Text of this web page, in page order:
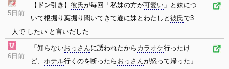
5日前
【 ドン引き 】 彼氏が毎回「私妹の方が可愛い 」と妹につ
いて根掘り葉掘り聞いてきて遂に妹とわたしと 彼氏で3
人で”したい”と言いだした
6日前
「知らないおっさんに誘われたから カラオケ行ったけ
ど、 ホテル行くのを断ったら おっさんが怒って帰った」